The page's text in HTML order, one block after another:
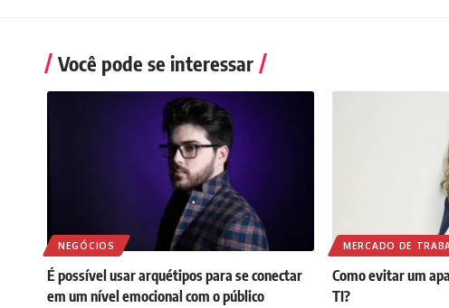
Você pode se interessar
NEGÓCIOS
É possível usar arquétipos para se conectar
em um nível emocional com o público
MERCADO DE
Como evitar um
TI?